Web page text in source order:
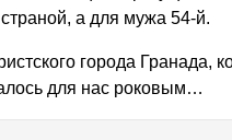
а для мужа 54-й.
города Гранада,
для нас роковым…